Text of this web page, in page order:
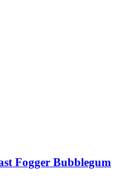
Fogger Bubblegum